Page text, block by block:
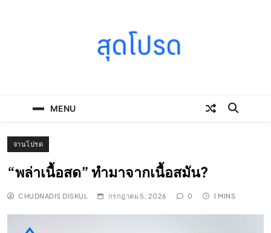
MENU
จานโปรด
“พล่าเนื้อสด” ทำมาจากเนื้อสมัน?
CHUDNADIS DISKUL กรกฎาคม 5, 2026 0 1 MINS